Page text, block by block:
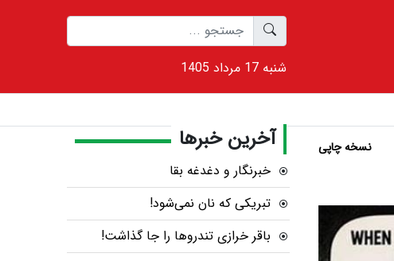
1405 شنبه 17 مرداد
نسخه چاپی آخرین خبرها
خبرنگار و دغدغه بقا
تبریکی که نان نمی‌شود!
باقر خرازی تندروها را جا گذاشت!